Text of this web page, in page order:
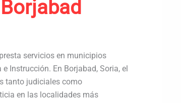
servicios en municipios
Instrucción. En Borjabad, Soria, el
tanto judiciales como
en las localidades más